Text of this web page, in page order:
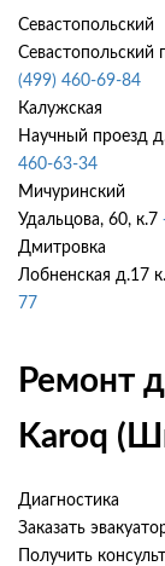
Севастопольский
Севастопольский
(499) 460-69-84
Калужская
Научный проезд
460-63-34
Мичуринский
Удальцова, 60, к.7
Дмитровка
Лобненская д.17
77
Ремонт
Karoq
Диагностика
Заказать
Получить